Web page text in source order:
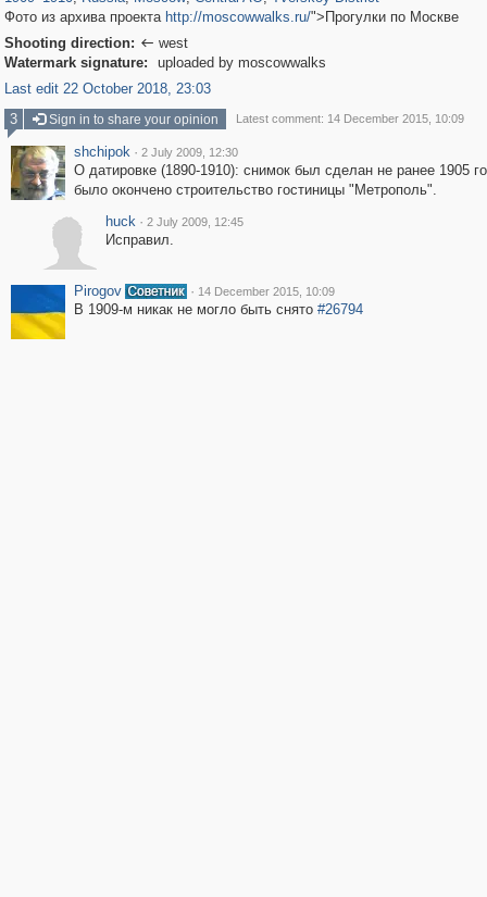
Фото из архива проекта http://moscowwalks.ru/">Прогулки по Москве
Shooting direction:  west
Watermark signature:
uploaded by moscowwalks
Last edit 22 October 2018, 23:03
3
Sign in to share your opinion Latest comment: 14 December 2015, 10:09
shchipok · 2 July 2009, 12:30
О датировке (1890-1910): снимок был сделан не ранее 1905
было окончено строительство гостиницы "Метрополь".
huck · 2 July 2009, 12:45
Исправил.
Pirogov · 14 December 2015, 10:09
В 1909-м никак не могло быть снято #26794